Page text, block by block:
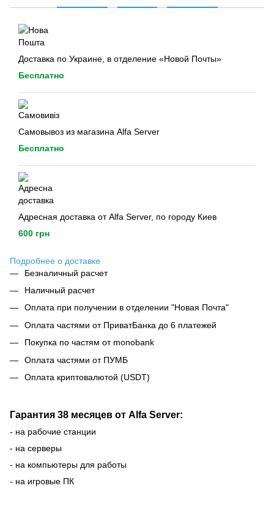
Доставка по Украине, в отделение «Новой Почты»
Бесплатно
Самовывоз из магазина Alfa Server
Бесплатно
Адресная доставка от Alfa Server, по городу Киев
600 грн
Подробнее о доставке
Безналичный расчет
Наличный расчет
Оплата при получении в отделении "Новая Почта"
Оплата частями от ПриватБанка до 6 платежей
Покупка по частям от monobank
Оплата частями от ПУМБ
Оплата криптовалютой (USDT)
Гарантия 38 месяцев от Alfa Server:
- на рабочие станции
- на серверы
- на компьютеры для работы
- на игровые ПК